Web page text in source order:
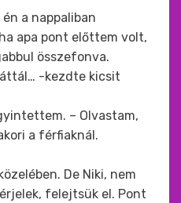
a nappaliban
apa pont előttem volt,
összefonva.
-kezdte kicsit
– Olvastam,
a férfiaknál.
De Niki, nem
felejtsük el. Pont